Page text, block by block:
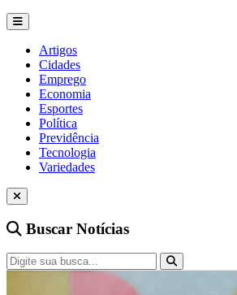
Artigos
Cidades
Emprego
Economia
Esportes
Política
Previdência
Tecnologia
Variedades
Buscar Notícias